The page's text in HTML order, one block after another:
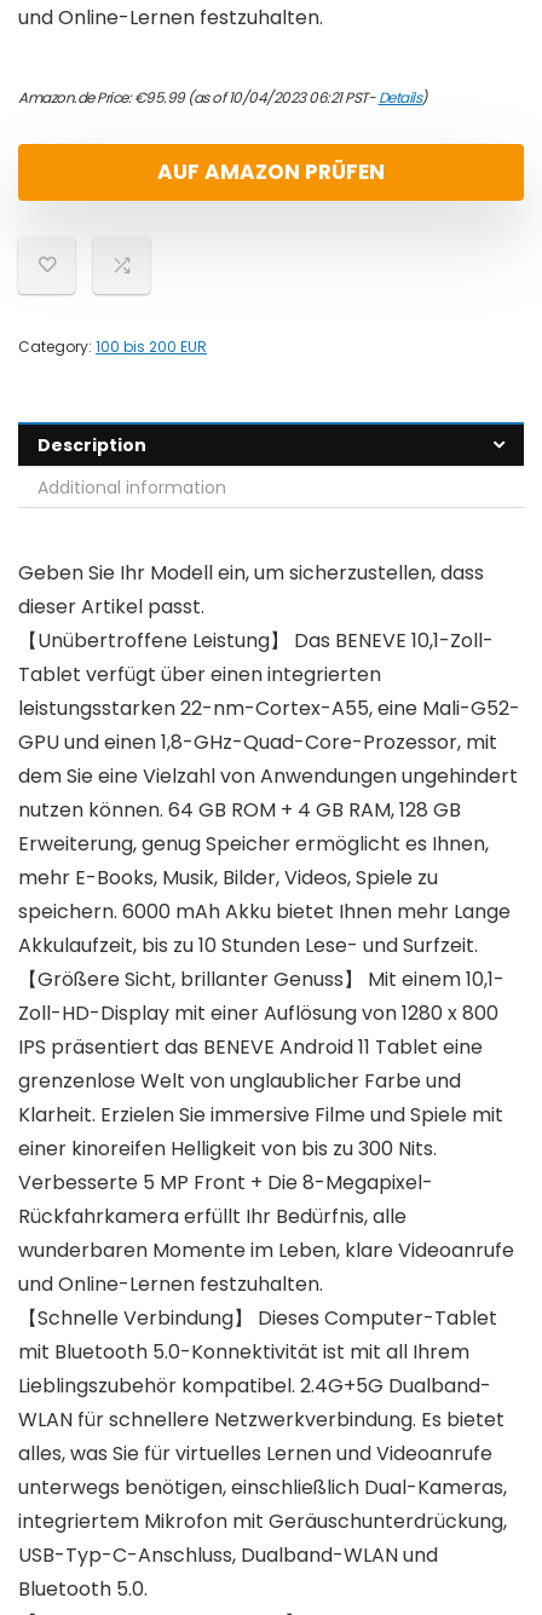
und Online-Lernen festzuhalten.
Amazon.de Price:€95.99(as of 10/04/2023 06:21 PST-Details)
AUF AMAZON PRÜFEN
Category: 100 bis 200 EUR
Description
Additional information
Geben Sie Ihr Modell ein, um sicherzustellen, dass
dieser Artikel passt.
【Unübertroffene Leistung】 Das BENEVE 10,1-Zoll-
Tablet verfügt über einen integrierten
leistungsstarken 22-nm-Cortex-A55, eine Mali-G52-
GPU und einen 1,8-GHz-Quad-Core-Prozessor, mit
dem Sie eine Vielzahl von Anwendungen ungehindert
nutzen können. 64 GB ROM + 4 GB RAM, 128 GB
Erweiterung, genug Speicher ermöglicht es Ihnen,
mehr E-Books, Musik, Bilder, Videos, Spiele zu
speichern. 6000 mAh Akku bietet Ihnen mehr Lange
Akkulaufzeit, bis zu 10 Stunden Lese- und Surfzeit.
【Größere Sicht, brillanter Genuss】 Mit einem 10,1-
Zoll-HD-Display mit einer Auflösung von 1280 x 800
IPS präsentiert das BENEVE Android 11 Tablet eine
grenzenlose Welt von unglaublicher Farbe und
Klarheit. Erzielen Sie immersive Filme und Spiele mit
einer kinoreifen Helligkeit von bis zu 300 Nits.
Verbesserte 5 MP Front + Die 8-Megapixel-
Rückfahrkamera erfüllt Ihr Bedürfnis, alle
wunderbaren Momente im Leben, klare Videoanrufe
und Online-Lernen festzuhalten.
【Schnelle Verbindung】 Dieses Computer-Tablet
mit Bluetooth 5.0-Konnektivität ist mit all Ihrem
Lieblingszubehör kompatibel. 2.4G+5G Dualband-
WLAN für schnellere Netzwerkverbindung. Es bietet
alles, was Sie für virtuelles Lernen und Videoanrufe
unterwegs benötigen, einschließlich Dual-Kameras,
integriertem Mikrofon mit Geräuschunterdrückung,
USB-Typ-C-Anschluss, Dualband-WLAN und
Bluetooth 5.0.